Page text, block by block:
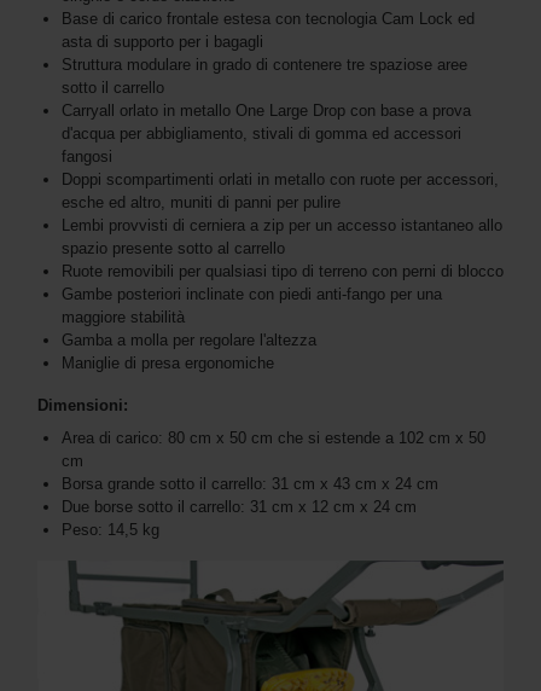
Base di carico frontale estesa con tecnologia Cam Lock ed
asta di supporto per i bagagli
Struttura modulare in grado di contenere tre spaziose aree
sotto il carrello
Carryall orlato in metallo One Large Drop con base a prova
d'acqua per abbigliamento, stivali di gomma ed accessori
fangosi
Doppi scompartimenti orlati in metallo con ruote per accessori,
esche ed altro, muniti di panni per pulire
Lembi provvisti di cerniera a zip per un accesso istantaneo allo
spazio presente sotto al carrello
Ruote removibili per qualsiasi tipo di terreno con perni di blocco
Gambe posteriori inclinate con piedi anti-fango per una
maggiore stabilità
Gamba a molla per regolare l'altezza
Maniglie di presa ergonomiche
Dimensioni:
Area di carico: 80 cm x 50 cm che si estende a 102 cm x 50
cm
Borsa grande sotto il carrello: 31 cm x 43 cm x 24 cm
Due borse sotto il carrello: 31 cm x 12 cm x 24 cm
Peso: 14,5 kg